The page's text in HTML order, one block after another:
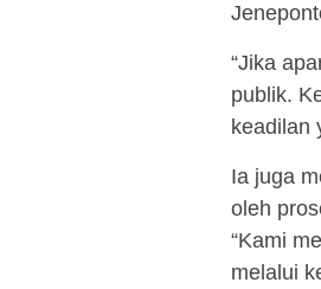
“Jika
publik.
keadilan
Ia juga
oleh
“Kami
melalui